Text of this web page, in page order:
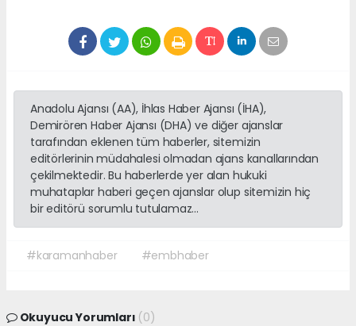
Anadolu Ajansı (AA), İhlas Haber Ajansı (İHA),
Demirören Haber Ajansı (DHA) ve diğer ajanslar
tarafından eklenen tüm haberler, sitemizin
editörlerinin müdahalesi olmadan ajans kanallarından
çekilmektedir. Bu haberlerde yer alan hukuki
muhataplar haberi geçen ajanslar olup sitemizin hiç
bir editörü sorumlu tutulamaz...
#karamanhaber #embhaber
Okuyucu Yorumları (0)